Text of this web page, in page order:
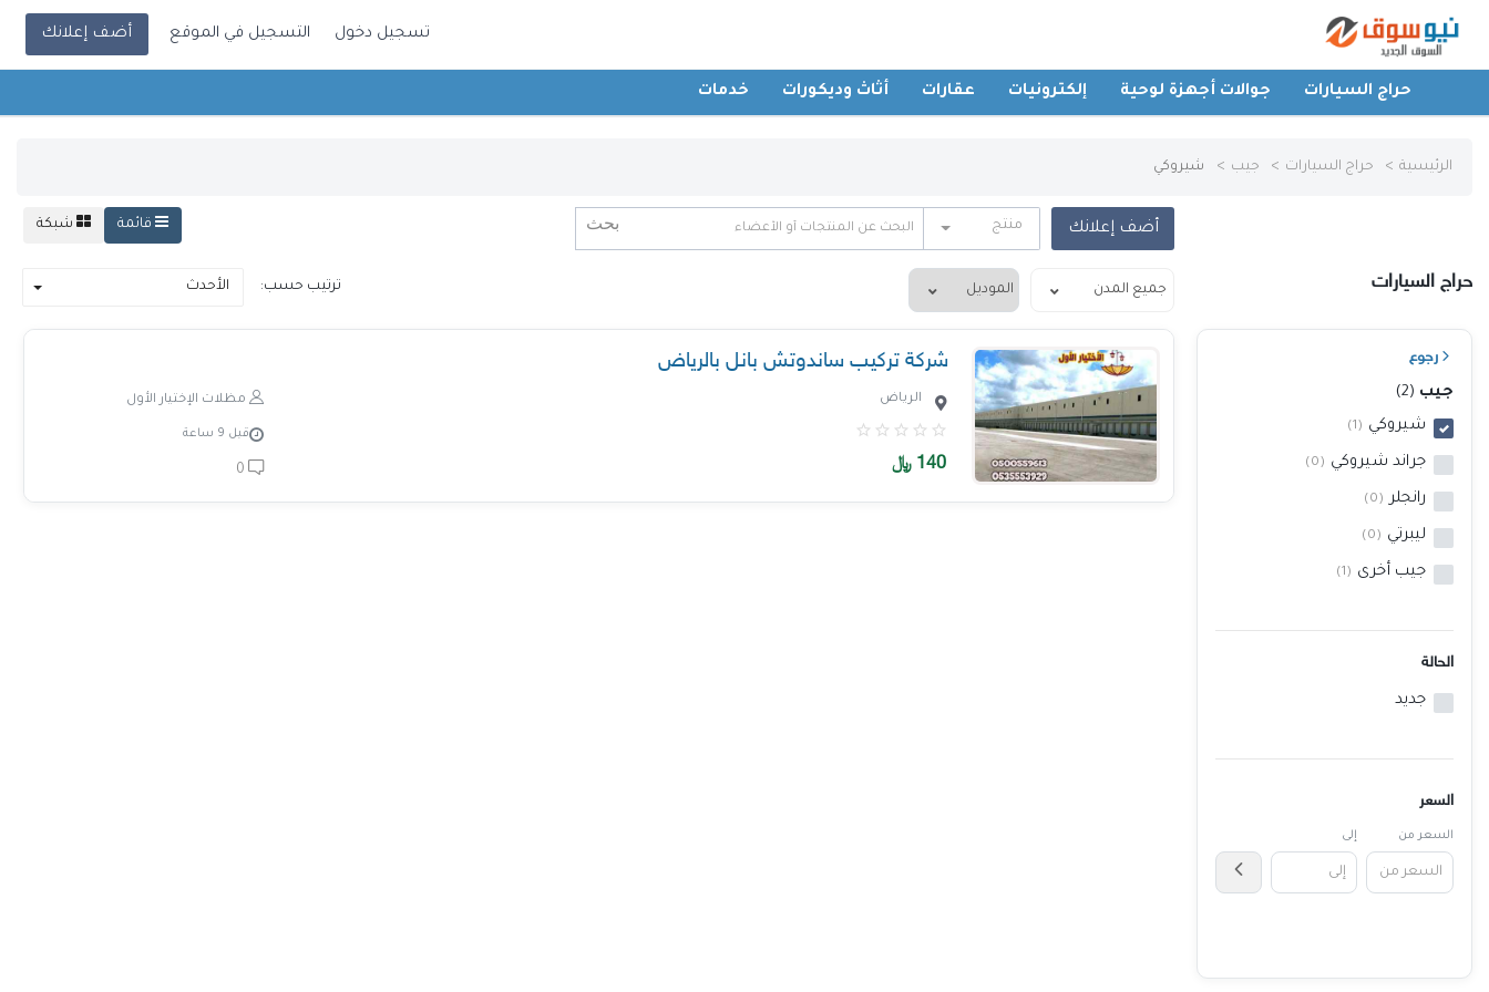
تسجيل دخول التسجيل في الموقع أضف إعلانك
حراج السيارات جوالات أجهزة لوحية إلكترونيات عقارات أثاث وديكورات خدمات
عقارات
أثاث وديكورات
المدونة
إتصل بنا
اتفاقية الاستخدام
الشروط & السياسات
تسجيل دخول
التسجيل في الموقع
الرئيسية حراج السيارات جيب شيروكي
أضف إعلانك منتج قائمة شبكة
حراج السيارات ترتيب حسب: الأحدث
رجوع
جيب (2)
شيروكي (1)
جراند شيروكي (0)
رانجلر (0)
ليبرتي (0)
جيب أخرى (1)
الحالة
جديد
السعر
السعر من إلى
شركة تركيب ساندوتش بانل بالرياض
مظلات الإختيار الأول الرياض
قبل 9 ساعة
0 140 ﷼